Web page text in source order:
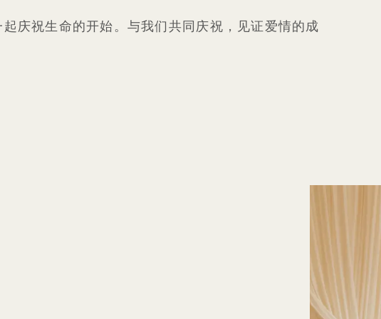
庆祝生命的开始。与我们共同庆祝，见证爱情的成